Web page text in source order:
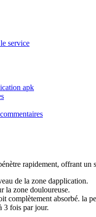
service
apk
rapidement, offrant un
de la zone dapplication.
la zone douloureuse.
complètement absorbé. la
3 fois par jour.